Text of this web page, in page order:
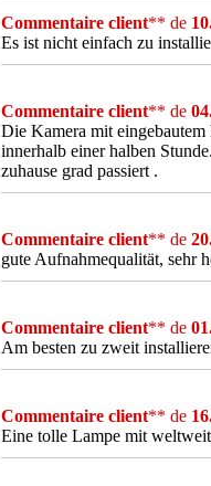
Commentaire client** de
Es ist nicht einfach zu
Commentaire client** de
Die Kamera mit
innerhalb einer halben
zuhause grad passiert .
Commentaire client** de
gute Aufnahmequalität, sehr
Commentaire client** de
Am besten zu zweit
Commentaire client** de
Eine tolle Lampe mit